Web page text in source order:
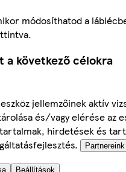
módosíthatod a
a következő célokra
jellemzőinek aktív
és/vagy elérése az
hirdetések és
Beállítások